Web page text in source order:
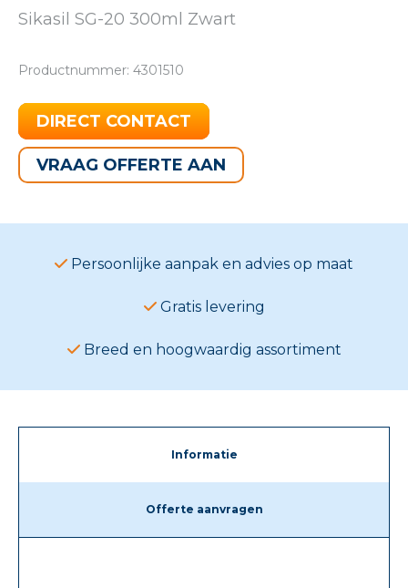
Sikasil SG-20 300ml Zwart
Productnummer: 4301510
DIRECT CONTACT
VRAAG OFFERTE AAN
Persoonlijke aanpak en advies op maat
Gratis levering
Breed en hoogwaardig assortiment
Informatie
Offerte aanvragen